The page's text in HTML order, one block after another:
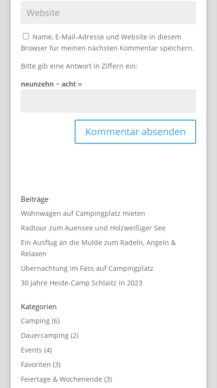
Name, E-Mail-Adresse und Website in diesem
Browser für meinen nächsten Kommentar speichern.
Bitte gib eine Antwort in Ziffern ein:
neunzehn − acht =
Beiträge
Wohnwagen auf Campingplatz mieten
Radtour zum Auensee und Holzweißiger See
Ein Ausflug an die Mulde zum Radeln, Angeln &
Relaxen
Übernachtung im Fass auf Campingplatz
30 Jahre Heide-Camp Schlaitz in 2023
Kategorien
Camping(6)
Dauercamping(2)
Events (4)
Favoriten (3)
Feiertage & Wochenende (3)